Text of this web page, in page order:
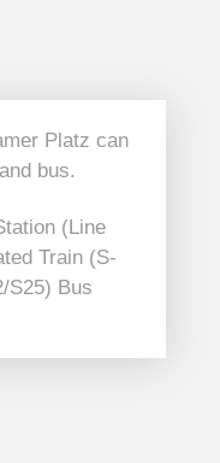
Platz can
bus.
(Line
Train (S-
S25) Bus